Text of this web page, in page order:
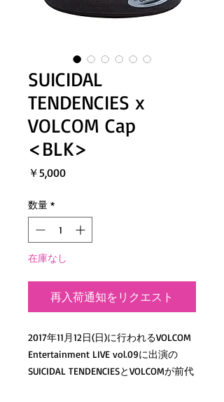
SUICIDAL
TENDENCIES x
VOLCOM Cap
<BLK>
￥5,000価
数量 *
在庫なし
再入荷通知をリクエスト
2017年11月12日(日)に行われるVOLCOM
Entertainment LIVE vol.09に出演の
SUICIDAL TENDENCIESとVOLCOMが前代